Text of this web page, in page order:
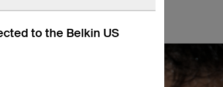
to the Belkin US